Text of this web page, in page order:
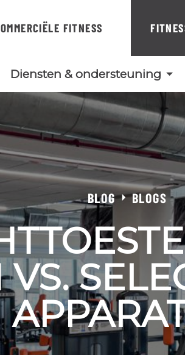
FITNESS
Diensten & ondersteuning
BLOG BLOGS